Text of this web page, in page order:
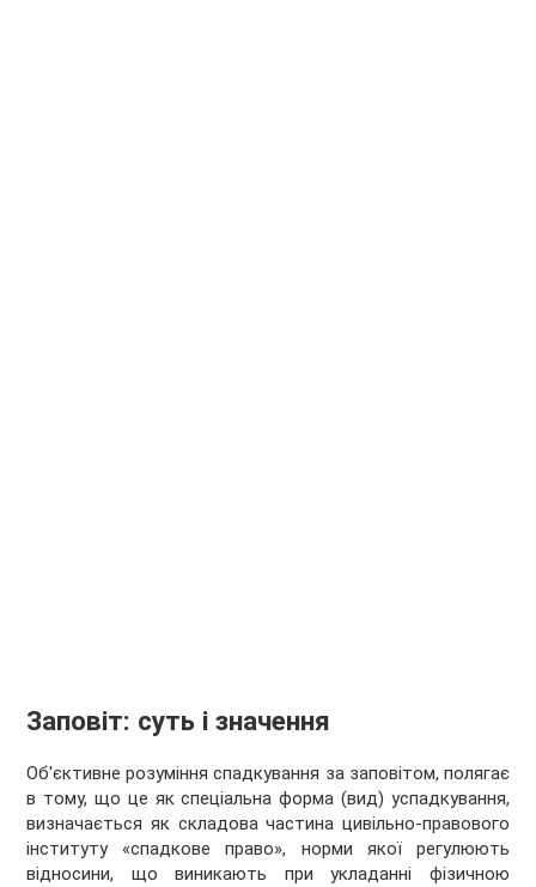
Заповіт: суть і значення
Об'єктивне розуміння спадкування за заповітом, полягає
в тому, що це як спеціальна форма (вид) успадкування,
визначається як складова частина цивільно-правового
інституту «спадкове право», норми якої регулюють
відносини, що виникають при укладанні фізичною